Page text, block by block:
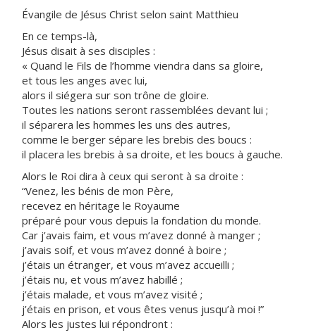
Évangile de Jésus Christ selon saint Matthieu
En ce temps-là,
Jésus disait à ses disciples :
« Quand le Fils de l’homme viendra dans sa gloire,
et tous les anges avec lui,
alors il siégera sur son trône de gloire.
Toutes les nations seront rassemblées devant lui ;
il séparera les hommes les uns des autres,
comme le berger sépare les brebis des boucs :
il placera les brebis à sa droite, et les boucs à gauche.
Alors le Roi dira à ceux qui seront à sa droite :
“Venez, les bénis de mon Père,
recevez en héritage le Royaume
préparé pour vous depuis la fondation du monde.
Car j’avais faim, et vous m’avez donné à manger ;
j’avais soif, et vous m’avez donné à boire ;
j’étais un étranger, et vous m’avez accueilli ;
j’étais nu, et vous m’avez habillé ;
j’étais malade, et vous m’avez visité ;
j’étais en prison, et vous êtes venus jusqu’à moi !”
Alors les justes lui répondront :